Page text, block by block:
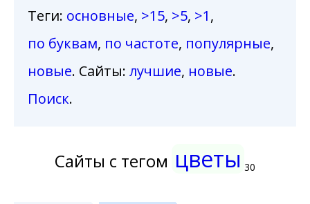
Теги: основные, >15, >5, >1,
по буквам, по частоте, популярные,
новые. Сайты: лучшие, новые.
Поиск.
Сайты с тегом цветы 30